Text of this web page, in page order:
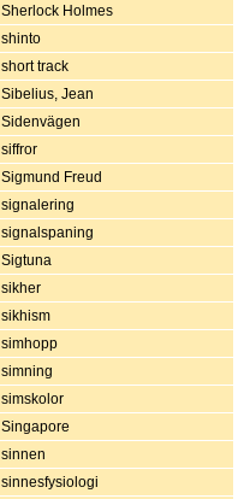
Sherlock Holmes
shinto
short track
Sibelius, Jean
Sidenvägen
siffror
Sigmund Freud
signalering
signalspaning
Sigtuna
sikher
sikhism
simhopp
simning
simskolor
Singapore
sinnen
sinnesfysiologi